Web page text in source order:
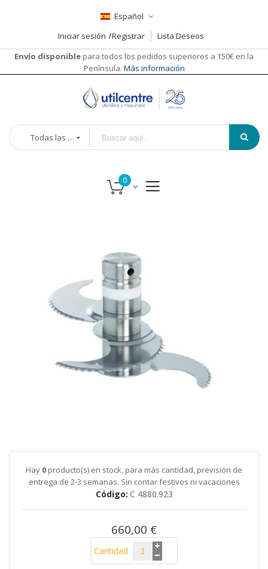
Español
Iniciar sesión
Registrar
Lista Deseos
Envío disponible para todos los pedidos superiores a 150€ en la
Península. Más información
Todas las categorías
comienzo
galería
imágenes
Hay 0 producto(s) en stock, para más cantidad, previsión de
entrega de 2-3 semanas. Sin contar festivos ni vacaciones
Código C 4880.923
660,00 €
Cantidad